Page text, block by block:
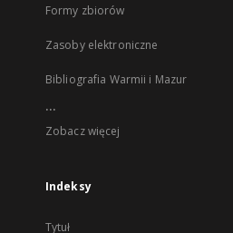
Formy zbiorów
Zasoby elektroniczne
Bibliografia Warmii i Mazur
...
Zobacz więcej
Indeksy
Tytuł